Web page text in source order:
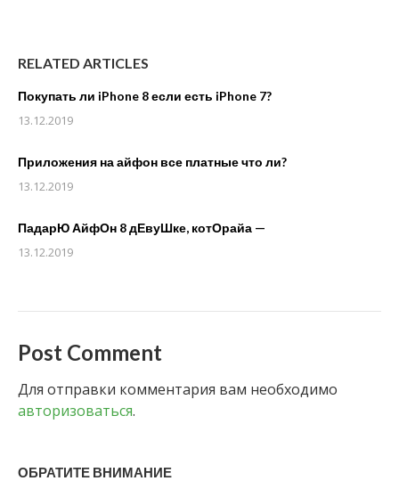
RELATED ARTICLES
Покупать ли iPhone 8 если есть iPhone 7?
13.12.2019
Приложения на айфон все платные что ли?
13.12.2019
ПадарЮ АйфОн 8 дЕвуШке, котОрайа —
13.12.2019
Post Comment
Для отправки комментария вам необходимо
авторизоваться.
ОБРАТИТЕ ВНИМАНИЕ